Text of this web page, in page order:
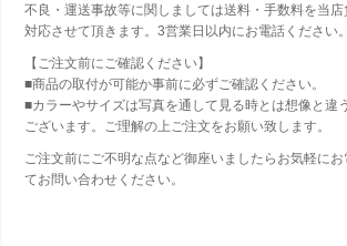
不良・運送事故等に関しましては送料・手数料を当
対応させて頂きます。3営業日以内にお電話ください。
【ご注文前にご確認ください】
■商品の取付が可能か事前に必ずご確認ください。
■カラーやサイズは写真を通して見る時とは想像と違
ございます。ご理解の上ご注文をお願い致します。
ご注文前にご不明な点など御座いましたらお気軽に
てお問い合わせください。